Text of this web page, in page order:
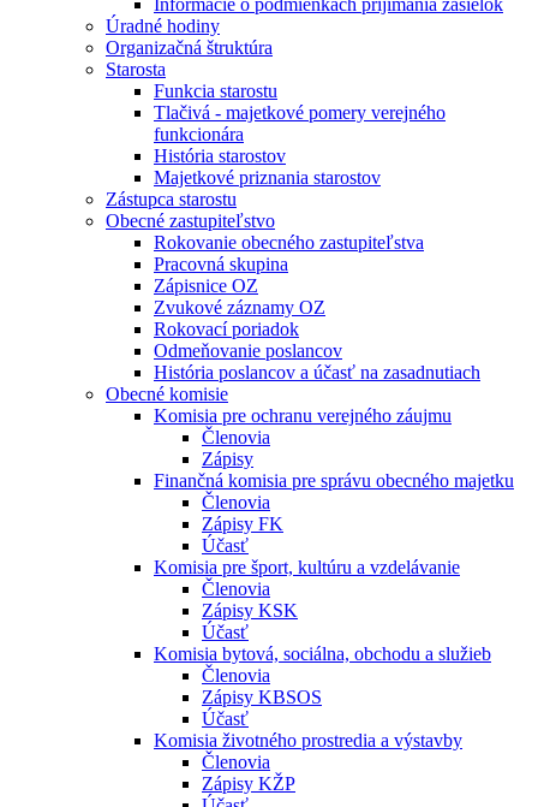
Informácie o podmienkach prijímania zásielok
Úradné hodiny
Organizačná štruktúra
Starosta
Funkcia starostu
Tlačivá - majetkové pomery verejného
funkcionára
História starostov
Majetkové priznania starostov
Zástupca starostu
Obecné zastupiteľstvo
Rokovanie obecného zastupiteľstva
Pracovná skupina
Zápisnice OZ
Zvukové záznamy OZ
Rokovací poriadok
Odmeňovanie poslancov
História poslancov a účasť na zasadnutiach
Obecné komisie
Komisia pre ochranu verejného záujmu
Členovia
Zápisy
Finančná komisia pre správu obecného majetku
Členovia
Zápisy FK
Účasť
Komisia pre šport, kultúru a vzdelávanie
Členovia
Zápisy KSK
Účasť
Komisia bytová, sociálna, obchodu a služieb
Členovia
Zápisy KBSOS
Účasť
Komisia životného prostredia a výstavby
Členovia
Zápisy KŽP